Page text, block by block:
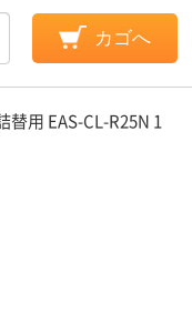
カゴへ
替用 EAS-CL-R25N 1